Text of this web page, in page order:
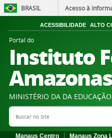
BRASIL Acesso à
ACESSIBILIDADE ALTO
Portal do
Instituto
Amazonas
MINISTÉRIO DA DA EDUCAÇÃO
Search Site
Manaus Centro Manaus Zona